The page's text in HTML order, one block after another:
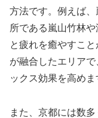
方法です。例えば
所である嵐山竹林
と疲れを癒やすこ
が融合したエリア
ックス効果を高めま
また、京都には数